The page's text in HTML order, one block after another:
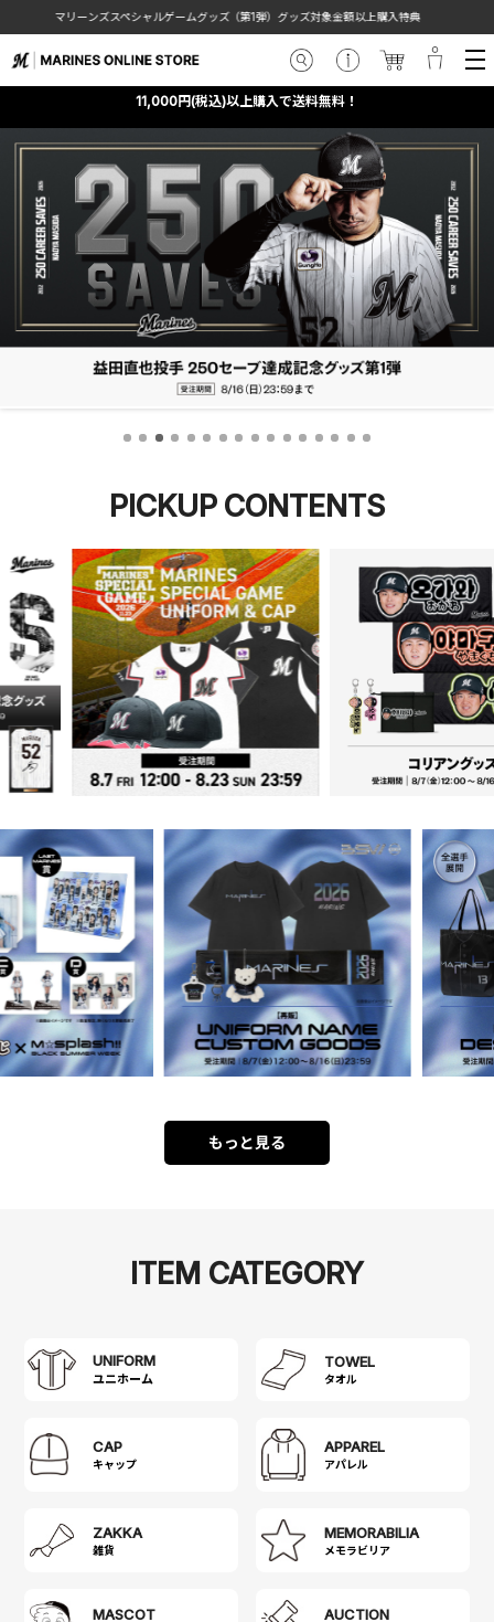
第1弾）グッズ対象金額以上購入特典 【お知らせ】令和8年熊本地震
11,000円(税込)以上購入で送料無料！
PICKUP CONTENTS
もっと見る
ITEM CATEGORY
UNIFORM TOWEL
タオル
CAP
キャップ
APPAREL
アパレル
ZAKKA
雑貨
MEMORABILIA
メモラビリア
MASCOT AUCTION